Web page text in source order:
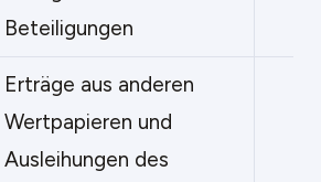
Beteiligungen
Erträge aus anderen
Wertpapieren und
Ausleihungen des